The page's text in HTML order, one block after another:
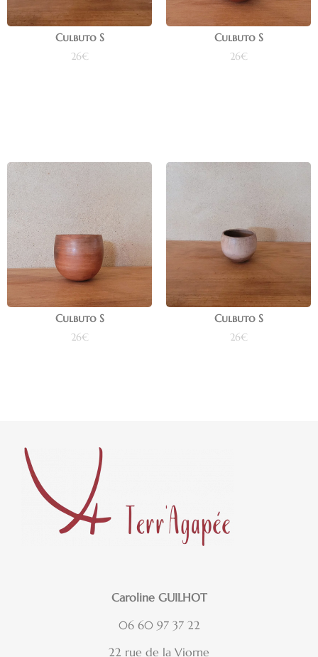
Culbuto S
26€
Culbuto S
26€
Culbuto S
26€
Culbuto S
26€
Caroline GUILHOT
06 60 97 37 22
22 rue de la Viorne